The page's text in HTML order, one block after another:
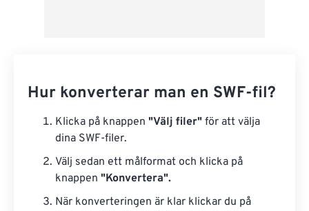
Hur konverterar man en SWF-fil?
Klicka på knappen "Välj filer" för att välja
dina SWF-filer.
Välj sedan ett målformat och klicka på
knappen "Konvertera".
När konverteringen är klar klickar du på